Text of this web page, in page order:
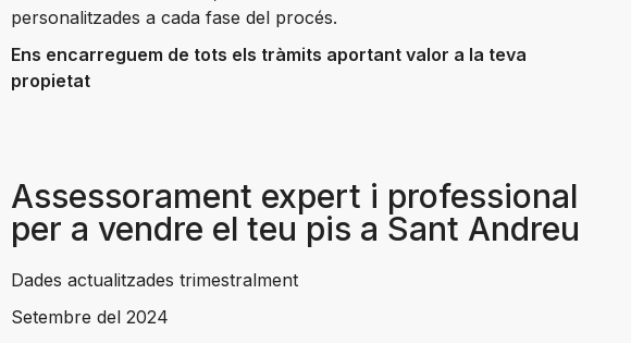
personalitzades a cada fase del procés.
Ens encarreguem de tots els tràmits aportant valor a la teva
propietat
Assessorament expert i professional
per a vendre el teu pis a Sant Andreu
Dades actualitzades trimestralment
Setembre del 2024